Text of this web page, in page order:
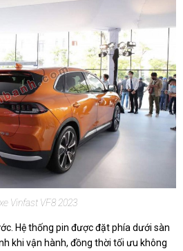
Vinfast VF8 2023
Hệ thống pin được đặt phía dưới sàn
khi vận hành, đồng thời tối ưu không